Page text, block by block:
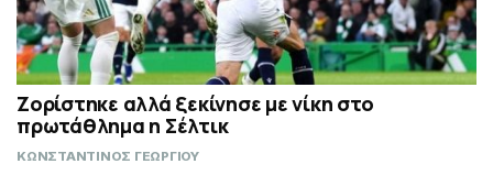
Ζορίστηκε αλλά ξεκίνησε με νίκη στο
πρωτάθλημα η Σέλτικ
ΚΩΝΣΤΑΝΤΙΝΟΣ ΓΕΩΡΓΙΟΥ